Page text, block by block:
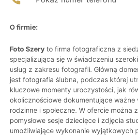
O firmie:
Foto Szery to firma fotograficzna z
specjalizująca się w świadczeniu
usług z zakresu fotografii. Główną
jest fotografia ślubna, podczas której
kluczowe momenty uroczystości, jak
okolicznościowe dokumentujące ważne
rodzinne i społeczne. W ofercie można
pomysłowe sesje dziecięce i zdjęcia
umożliwiające wykonanie wyjątkowych